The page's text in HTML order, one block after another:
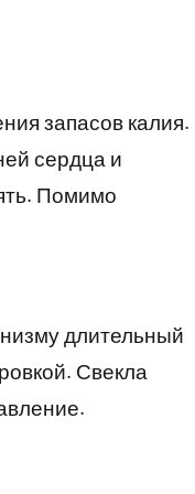
запасов калия.
сердца и
Помимо
длительный
Свекла